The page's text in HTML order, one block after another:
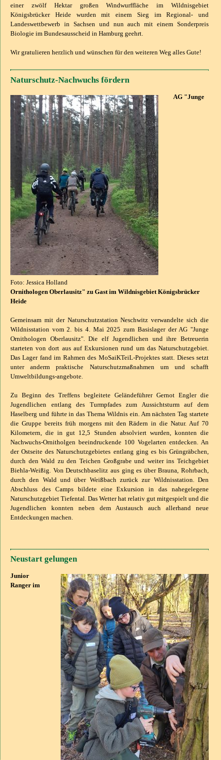
einer zwölf Hektar großen Windwurffläche im Wildnisgebiet
Königsbrücker Heide wurden mit einem Sieg im Regional- und
Landeswettbewerb in Sachsen und nun auch mit einem Sonderpreis
Biologie im Bundesausscheid in Hamburg geehrt.
Wir gratulieren herzlich und wünschen für den weiteren Weg alles Gute!
Naturschutz-Nachwuchs fördern
Foto: Jessica Holland
AG "Junge
Ornithologen Oberlausitz" zu Gast im Wildnisgebiet Königsbrücker
Heide
Gemeinsam mit der Naturschutzstation Neschwitz verwandelte sich die
Wildnisstation vom 2. bis 4. Mai 2025 zum Basislager der AG "Junge
Ornithologen Oberlausitz". Die elf Jugendlichen und ihre Betreuerin
starteten von dort aus auf Exkursionen rund um das Naturschutzgebiet.
Das Lager fand im Rahmen des MoSaiKTeiL-Projektes statt. Dieses setzt
unter anderm praktische Naturschutzmaßnahmen um und schafft
Umweltbildungs-angebote.
Zu Beginn des Treffens begleitete Geländeführer Gernot Engler die
Jugendlichen entlang des Turmpfades zum Aussichtsturm auf dem
Haselberg und führte in das Thema Wildnis ein. Am nächsten Tag startete
die Gruppe bereits früh morgens mit den Rädern in die Natur. Auf 70
Kilometern, die in gut 12,5 Stunden absolviert wurden, konnten die
Nachwuchs-Ornitholgen beeindruckende 100 Vogelarten entdecken. An
der Ostseite des Naturschutzgebietes entlang ging es bis Grüngräbchen,
durch den Wald zu den Teichen Großgrabe und weiter ins Teichgebiet
Biehla-Weißig. Von Deutschbaselitz aus ging es über Brauna, Rohrbach,
durch den Wald und über Weißbach zurück zur Wildnisstation. Den
Abschluss des Camps bildete eine Exkursion in das nahegelegene
Naturschutzgebiet Tiefental. Das Wetter hat relativ gut mitgespielt und die
Jugendlichen konnten neben dem Austausch auch allerhand neue
Entdeckungen machen.
Neustart gelungen
Junior
Ranger im